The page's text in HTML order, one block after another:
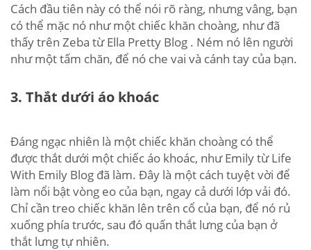
Cách đầu tiên này có thể nói rõ ràng, nhưng vâng, bạn
có thể mặc nó như một chiếc khăn choàng, như đã
thấy trên Zeba từ Ella Pretty Blog . Ném nó lên người
như một tấm chăn, để nó che vai và cánh tay của bạn.
3. Thắt dưới áo khoác
Đáng ngạc nhiên là một chiếc khăn choàng có thể
được thắt dưới một chiếc áo khoác, như Emily từ Life
With Emily Blog đã làm. Đây là một cách tuyệt vời để
làm nổi bật vòng eo của bạn, ngay cả dưới lớp vải đó.
Chỉ cần treo chiếc khăn lên trên cổ của bạn, để nó rủ
xuống phía trước, sau đó quấn thắt lưng của bạn ở
thắt lưng tự nhiên.